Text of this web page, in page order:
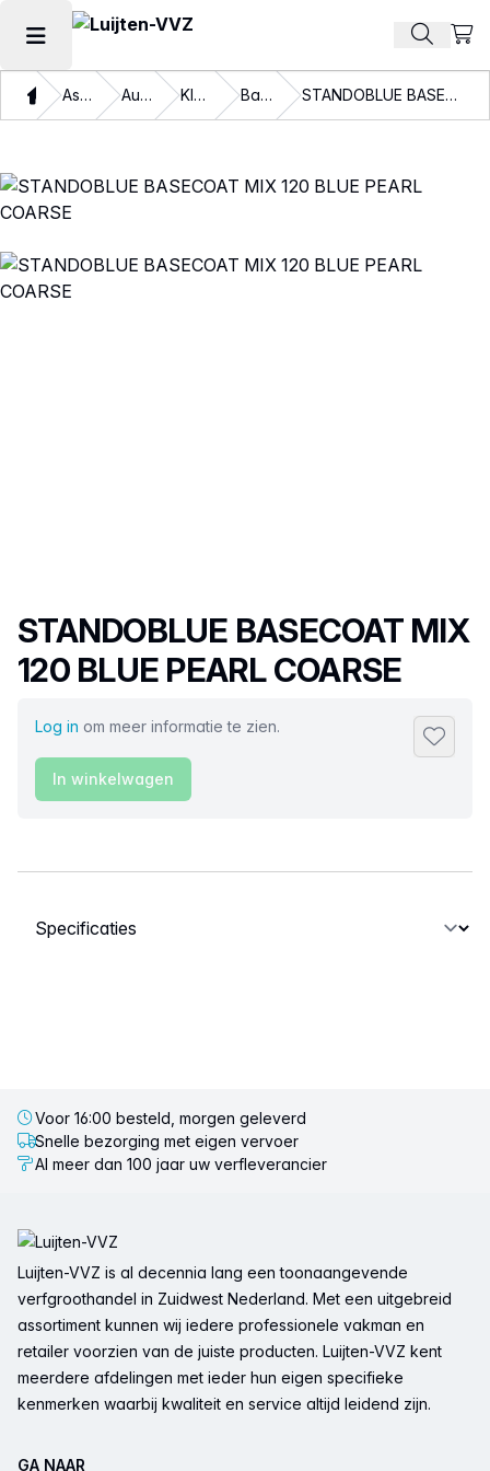
Hoofdmenu openen Zoek
ThuisAssortiment Autolakken Kleurlakken Basislakken STANDOBLUE BASECOAT MIX 120 BLUE PEARL COARSE
Productnaam
STANDOBLUE BASECOAT MIX
120 BLUE PEARL COARSE
Log in om meer informatie te zien.
In winkelwagen
Selecteer een tabblad
Voor 16:00 besteld, morgen geleverd
Snelle bezorging met eigen vervoer
Al meer dan 100 jaar uw verfleverancier
Luijten-VVZ is al decennia lang een toonaangevende
verfgroothandel in Zuidwest Nederland. Met een uitgebreid
assortiment kunnen wij iedere professionele vakman en
retailer voorzien van de juiste producten. Luijten-VVZ kent
meerdere afdelingen met ieder hun eigen specifieke
kenmerken waarbij kwaliteit en service altijd leidend zijn.
GA NAAR